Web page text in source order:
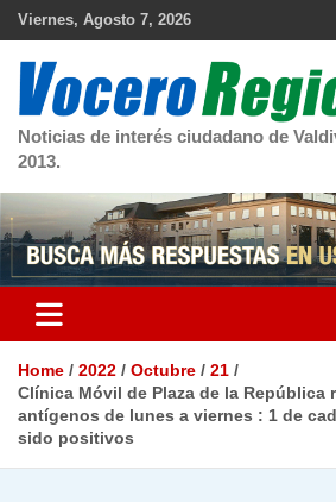
Skip
Viernes, Agosto 7, 2026
Noticias de interés ciudadano de
2013.
Home 2022 Octubre
21
Clínica Móvil de Plaza de la República
antígenos de lunes a viernes : 1 de
sido positivos